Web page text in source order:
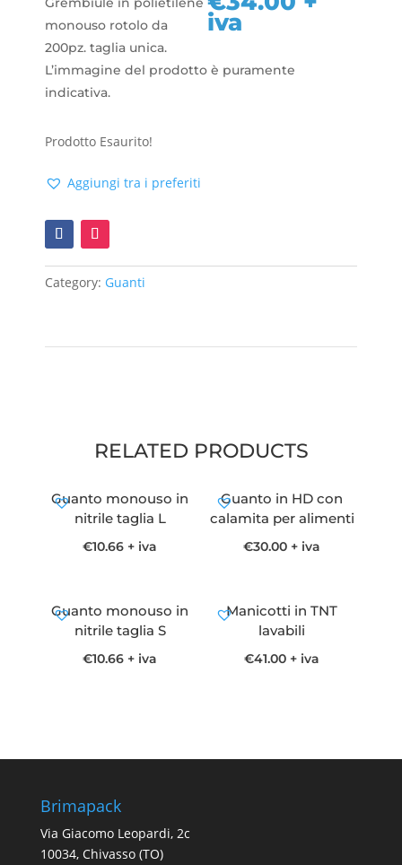
iva
monouso rotolo da
200pz. taglia unica.
L’immagine del prodotto è puramente
indicativa.
Prodotto Esaurito!
Aggiungi tra i preferiti
Category: Guanti
RELATED PRODUCTS
Guanto monouso in
nitrile taglia L
€10.66 + iva
Guanto in HD con
calamita per alimenti
€30.00 + iva
Guanto monouso in
nitrile taglia S
€10.66 + iva
Manicotti in TNT
lavabili
€41.00 + iva
Brimapack
Via Giacomo Leopardi, 2c
10034, Chivasso (TO)